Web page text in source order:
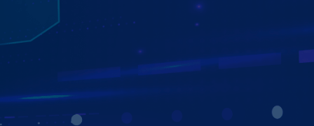
PHÓNG SỰ VTV3: ZESTECH ĐỒNG HÀNH
CÙNG CÁC HÃNG Ô TÔ VÀ NGƯỜI TIÊU